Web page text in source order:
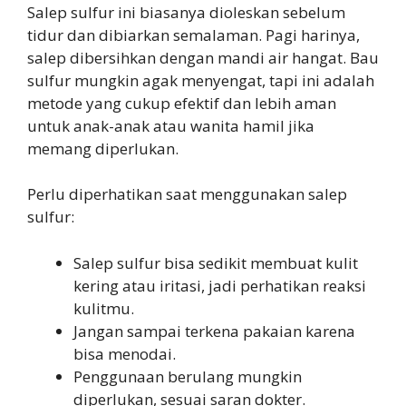
Salep sulfur ini biasanya dioleskan sebelum
tidur dan dibiarkan semalaman. Pagi harinya,
salep dibersihkan dengan mandi air hangat. Bau
sulfur mungkin agak menyengat, tapi ini adalah
metode yang cukup efektif dan lebih aman
untuk anak-anak atau wanita hamil jika
memang diperlukan.
Perlu diperhatikan saat menggunakan salep
sulfur:
Salep sulfur bisa sedikit membuat kulit
kering atau iritasi, jadi perhatikan reaksi
kulitmu.
Jangan sampai terkena pakaian karena
bisa menodai.
Penggunaan berulang mungkin
diperlukan, sesuai saran dokter.